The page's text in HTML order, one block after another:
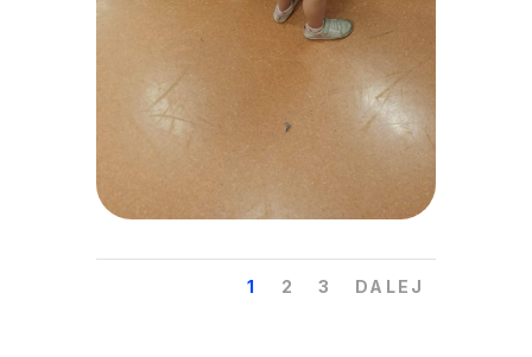
1 2 3 DALEJ